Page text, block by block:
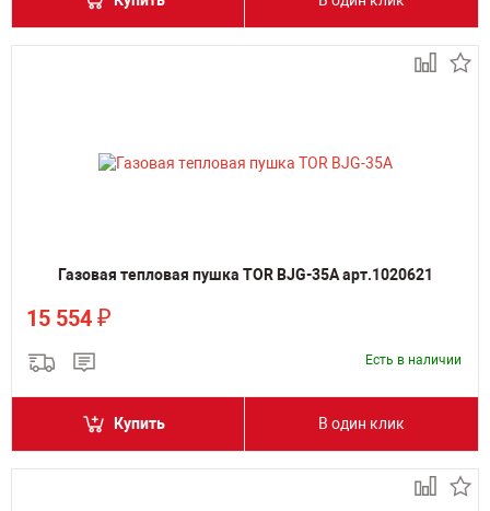
Газовая тепловая пушка TOR BJG-35A арт.1020621
15 554 ₽
Есть в наличии
Купить В один клик